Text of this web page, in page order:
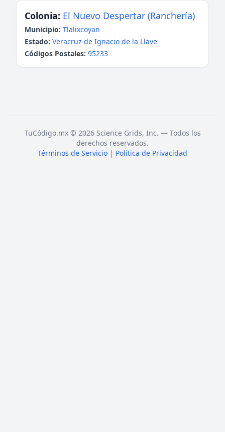
Colonia: El Nuevo Despertar (Ranchería)
Municipio: Tlalixcoyan
Estado: Veracruz de Ignacio de la Llave
Códigos Postales: 95233
TuCódigo.mx © 2026 Science Grids, Inc. — Todos los
derechos reservados.
Términos de Servicio | Política de Privacidad